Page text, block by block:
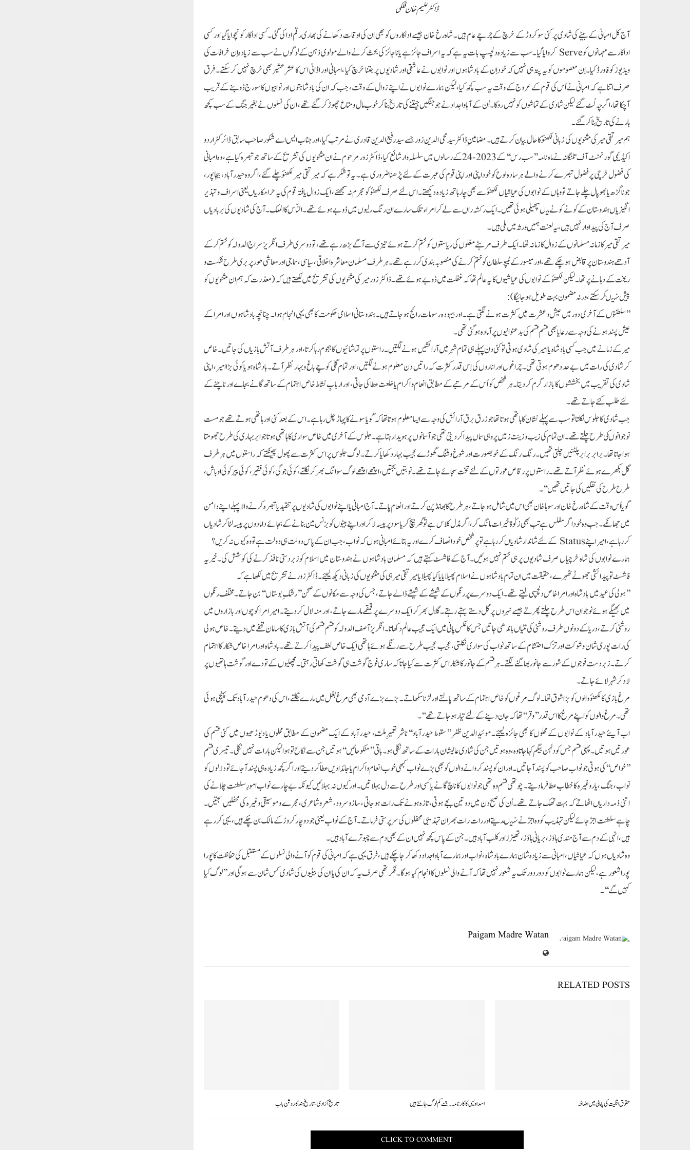
ڈاکٹر علیم خان فلکی
آج کل امبانی کے بیٹے کی شادی پر کئی سو کروڑ کے خرچ کے چرچے عام ہیں۔ شاہ رخ خان جیسے اداکاروں کو بھی ان کی اوقات دکھانے کی بھاری رقم ادا کی گئی۔ کسی اداکار کو نچوایا گیا اور کسی
اداکارسے مہمانوں کو Serve کروایا گیا۔ سب سے زیادہ دلچسپ بات یہ ہے کہ یہ اسراف جائز ہے یا ناجائز کی بحث کرنے والے مولوی ذہن کے لوگوں نے سب سے زیادہ اِن خرافات کی
ویڈیوز کو فاورڈ کیا۔ اِن معصوموں کو یہ پتہ ہی نہیں کہ خوداِن کے بادشاہوں اور نوابوں نے عاشقی اور شادیوں پر جتنا خرچ کیا ، امبانی اور اڈانی اس کا عشرعشیر بھی خرچ نہیں کرسکتے۔ فرق
صرف اتنا ہے کہ امبانی نے اُس کی قوم کے عروج کے وقت یہ سب کچھ کیا، لیکن ہمارے نوابوں نے اپنے زوال کے وقت ، جب کہ ان کی بادشاہتوں اور نوابیوں کا سورج ڈوبنے کے قریب
آچکا تھا، اگرچہ لُٹ گئے لیکن شادی کے تماشوں کو نہیں روکا۔ اُن کے آباواجداد نے جو جنگیں جیتنے کی تاریخ بناکر خوب مال ومتاع چھوڑ کر گئے تھے، ان کی نسلوں نے بغیر جنگ کے سب کچھ
ہارنے کی تاریخ بناکر گئے۔
ہم میرتقی میرکی مثنویوں کی زبانی لکھنؤ کا حال بیان کرتے ہیں۔ مضامینِ ڈاکٹر سیدمحی الدین زور جسے سیدرفیع الدین قادری نے مرتب کیا، اور جناب ایس اے شکور صاحب سابق ڈائرکٹر اردو
اکیڈیمی گورنمنٹ آف تلنگانہ نے ماہ نامہ’’ سب رس ‘‘ کے 2023-24 کے رسالوں میں سلسلہ وار شائع کیا، ڈاکٹر زور مرحوم نے ان مثنویوں کی تشریح کے ساتھ جو تبصرہ کیا ہے، وہ امبانی
کی فضول خرچی پر فضول تبصرے کرنے والے ہر سادہ لوح کو خود اپنی اور اپنی قوم کی عبرت کے لئے پڑھنا ضروری ہے۔ یہ تو شکر ہے کہ میرتقی میر لکھنؤ چلے گئے، اگر وہ حیدرآباد، بیجاپور،
جوناگڑھ یا بھوپال چلے جاتے تو وہاں کے نوابوں کی عیاشیاں لکھنؤ سے بھی چار ہاتھ زیادہ دیکھتے۔ اس لئے صرف لکھنؤ کو مجرم نہ سمجھئے، ایک زوال یافتہ قوم کی یہ حرامکاریاں یعنی اسراف و تبذیر
انگیزیاں ہندوستان کے کونے کونے میںپھیلی ہوئی تھیں۔ ایک رکشہ راں سے لے کر امراء تلک سارے ان رنگ رلیوں میں ڈوبے ہوئے تھے۔ النّاس کاالملک۔ آج کی شادیوں کی بربادیاں
صرف آج کی پیداوار نہیں ہیں، یہ لعنت ہمیں ورثہ میں ملی ہیں۔
میرتقی میر کا زمانہ مسلمانوں کے زوال کا زمانہ تھا۔ ایک طرف مرہٹے مغلوں کی ریاستوں کو ختم کرتے ہوئے تیزی سے آگے بڑھ رہے تھے، تو دوسری طرف انگریز سراج الدولہ کو ختم کرکے
آدھے ہندوستان پر قابض ہوچکے تھے، اور میسور کے ٹیپوسلطان کو ختم کرنے کی منصوبہ بندی کررہے تھے۔ ہرطرف مسلمان معاشرہ اخلاقی،سیاسی، سماجی اور معاشی طور پر بری طرح شکست و
ریخت کے دہانے پر تھا۔ لیکن لکھنؤ کے نوابوں کی عیاشیوں کا یہ عالم تھا کہ غفلت میں ڈوبے ہوئے تھے۔ڈاکٹر زور میر کی مثنویوں کی تشریح میں لکھتے ہیں کہ (معذرت کہ ہم ان مثنویوں کو
پیش نہیںکرسکتے، ورنہ مضمون بہت طویل ہوجائیگا):
’’سلطنتوں کے آخری دور میں عیش و عشرت میں کثرت ہونے لگتی ہے۔ اور بیہودہ رسومات رائج ہوجاتے ہیں۔ ہندوستانی اسلامی حکومت کا بھی یہی انجام ہوا۔ چنانچہ بادشاہوں اور امرا کے
عیش پسند ہونے کی وجہ سے رعایا بھی قسم قسم کی بدعنوانیوں پر آمادہ ہوگئی تھی۔
میر کے زمانے میں جب کسی بادشاہ یا امیر کی شادی ہوتی تو کئی دن پہلے ہی تمام شہر میں آرائشیں ہونے لگتیں ۔راستوں پر تماشائیوں کا ہجوم رہا کرتا، اور ہر طرف آتش بازیاں کی جاتیں۔ خاص
کر شادی کی رات میں بے حد دھوم ہوتی تھی۔ چراغوں اور اناروں کی اِس قدر کثرت کہ راتیں دن معلوم ہونے لگتیں، اور تمام گلی کوچے باغ و بہار نظر آتے۔بادشاہ ہو یا کوئی بڑا امیر، اپنی
شادی کی تقریب میں بخششوں کا بازار گرم کردیتا۔ ہر شخص کو اُس کے مرتبے کے مطابق انعام و اکرام یا خلعت عطا کی جاتی، اور اربابِ نشاط خاص اہتمام کے ساتھ گانے بجاے اور ناچنے کے
لئے طلب کئے جاتے تھے۔
جب شادی کا جلوس نکلتا تو سب سے پہلے نشان کا ہاتھی ہوتا تھا جو زرق برق آرائش کی وجہ سے ایسا معلوم ہوتا تھا کہ گویا سونے کا پہاڑ چل رہا ہے۔ اس کے بعد کئی اور ہاتھی ہوتے تھے جو مست
نوجوانوںکی طرح چلتے تھے۔ان تمام کی زیب و زینت زمیں پر وہی سماں پیدا کردیتی تھی جو آسمانوں پر ہویدا رہتا ہے۔جلوس کے آخری میں خاص سواری کا ہاتھی ہوتا جو ابربہاری کی طرح جھومتا
ہوا جاتا تھا۔ برابر برابر پلٹنیں چلتی تھیں۔ رنگ رنگ کے خوبصورت اور شوخ و شنگ گھوڑے عجیب بہار دکھایا کرتے۔ لوگ جلوس پر اس کثرت سے پھول پھینکتے کہ راستوں میں ہر طرف
گل بکھرے ہوئے نظرآتے تھے۔ راستوں پر رقاص عورتوں کے لئے تخت سجائے جاتے تھے۔ نوبتیں بجتیں، اچھے اچھے لوگ سوانگ بھرکر نکلتے، کوئی جوگی، کوئی فقیر، کوئی پیر کوئی اوباش،
طرح طرح کی نقلیں کی جاتیں تھیں‘‘۔
گویا اُس وقت کے شاہ رخ خان اور سوہا خان بھی اس میں شامل ہوجاتے، ہر طرح کا بھانڈ پن کرتے اور انعام پاتے۔ آج امبانی یا اپنے نوابوں کی شادیوں پر تنقید یا تبصرہ کرنے والا پہلے اپنے دامن
میں جھانکے۔ جب وہ خود اگر مفلس ہے تب بھی زکوٰۃ خیرات مانگ کر، اگر مڈل کلاس ہے تو گھر بیچ کر یا سود پر پیسہ لاکر اور اپنے بیٹوں کو بزنس مین بنانے کے بجائے دامادوں پر پیسہ لٹا کر شادیاں
کررہا ہے، امیر اپنے Status کے لئے شاندار شادیاں کررہا ہے تو پر شخص خود انصاف کرے اور یہ بتائے امبانی ہوں کہ نواب، جب ان کے پاس دولت ہی دولت ہے تو وہ کیوں نہ کریں؟
ہمارے نوابوں کی شاہ خرچیاں صرف شادیوں پر ہی ختم نہیں ہوئیں۔آج کے فاشسٹ کہتے ہیں کہ مسلمان بادشاہوں نے ہندوستان میں اسلام کوزبردستی نافذ کرنے کی کوشش کی۔خیریہ
فاشسٹ تو پیدائشی جھوٹے ٹھہرے، حقیقت میں ان تمام بادشاہوں نے اسلام پھیلایا یا کیا پھیلایا میرتقی میر ہی کی مثنویوں کی زبانی دیکھ لیجئے۔ ڈاکٹر زور نے تشریح میں لکھا ہے کہ
’’ہولی کی عید میں بادشاہ اور امرا خاص دلچسپی لیتے تھے۔ ایک دوسرے پر رنگوں کے شیشے کے شیشے ڈالے جاتے، جس کی وجہ سے مکانوں کے صحن ’’رشکِ بوستاں‘‘ بن جاتے۔ مختلف رنگوں
میں بھیگے ہوئے نوجوان اس طرح چلتے پھرتے جیسے نہروں پر گل دستے بہتے رہتے۔ گلال بھر کر ایک دوسرے پر قمقمے مارے جاتے، اور منہ لال کردیتے۔ امیر امرا کوچوں اور بازاروں میں
روشنی کرتے، دریا کے دونوں طرف روشنی کی ٹٹیاں باندھی جاتیں جس کا عکس پانی میں ایک عجیب عالم دکھاتا۔ انگریز آصف الدولہ کو قسم قسم کی آتش بازی کا سامان تحفے میں دیتے۔ خاص ہولی
کی رات پوری شان و شوکت اور تزک احتشام کے ساتھ نواب کی سواری نکلتی، عجیب عجیب طرح سے رنگے ہوئے ہاتھی ایک خاص لطف پیدا کرتے تھے۔بادشاہ اور امرا خاص شکار کا اہتمام
کرتے۔ زبردست فوجوں کے شور سے جانور بھاگنے لگتے۔ ہر قسم کے جانور کا شکار اس کثرت سے کیا جاتا کہ ساری فوج گوشت ہی گوشت کھاتی رہتی۔ مچھلیوں کے تودے اور گوشت ہاتھیوں پر
لاد کر شہر لائے جاتے۔
مرغ بازی کا لکھنؤ والوں کو بڑا شوق تھا۔ لوگ مرغوں کو خاص اہتمام کے ساتھ پالتے اور لڑنا سکھاتے۔ بڑے بڑے آدمی بھی مرغ بغل میں مارے نکلتے، اس کی دھوم حیدرآباد تک پہنچی ہوئی
تھی۔ مرغ والوں کو اپنے مرغ کا اس قدر ’’وقر‘‘ تھا کہ جان دینے کے لئے تیار ہوجاتے تھے‘‘۔
اب آیئے حیدرآباد کے نوابوں کے محلوں کا بھی جائزہ لیجئے۔ موئیدالدین ظفر ’’سقوط حیدرآباد‘‘ ناشر تعمیرِملّت، حیدرآباد کے ایک مضمون کے مطابق محلوں یا دیوڑھیوں میں کئی قسم کی
عورتیں ہوتیں۔ پہلی قسم جس کو دلہن بیگم کہاجاتا وہ ، وہ ہوتیں جن کی شادی عالیشان بارات کے ساتھ نکلی ہو۔ باقی ’’منکوحائیں‘‘ ہوتیں جن سے نکاح تو ہوا لیکن بارات نہیں نکلی۔ تیسری قسم
’’خواص‘‘ کی ہوتی جو نواب صاحب کو پسند آجاتیں۔ اور ان کو پسند کروانے والو ں کو بھی بڑے نواب کبھی خوب انعام و اکرام یا جائدادیں عطا کردیتے اوراگر کچھ زیادہ ہی پسند آجائے تودلالوں کو
نواب، جنگ ، یار وغیرہ کا خطاب عطا فرمادیتے۔ چوتھی قسم وہ تھی جو نوابوں کا ناچ گانے یا کسی اور طرح سے دل بہلاتیں۔ اور کیوں نہ بہلائیں کیونکہ بے چارے نواب امورِ سلطنت چلانے کی
اتنی ذمہ داریاں اٹھاتے کہ بہت تھک جاتے تھے۔ اُن کی صبح دن میں دو تین بجے ہوتی، تازہ ہونے تک رات ہوجاتی، سازو سرود، شعروشاعری، مجرے و موسیقی وغیرہ کی محفلیں سجتیں۔
چاہے سلطنت اجڑ جائے لیکن تہذیب کو وہ اجڑنے نہیںدیتے اور رات رات بھر ان تہذیبی محفلوں کی سرپرستی فرماتے۔ آج کے نواب یعنی جو دو چار کروڑ کے مالک بن چکے ہیں، یہی کررہے
ہیں، انہی کے دم سے آج مندی ہاؤز، بریانی ہاؤز، تھیٹرز اور کلب آباد ہیں۔ جن کے پاس کچھ نہیں ان کے بھی دم سے چبوترے آباد ہیں۔
وہ شادیاں ہوں کہ عیاشیاں، امبانی سے زیادہ شان ہمارے بادشاہ ، نواب اور ہمارے آباواجداد دکھا کر جاچکے ہیں، فرق یہی ہے کہ امبانی کی قوم کو آنے والی نسلوں کے مستقبل کی حفاظت کا پورا
پورا شعور ہے، لیکن ہمارے نوابوں کو دور دور تک یہ شعور نہیں تھا کہ آنے والی نسلوں کا انجام کیا ہوگا۔ فکر تھی صرف یہ کہ ان کی یا ان کی بیٹیوں کی شادی کس شان سے ہوگی اور ’’لوگ کیا
کہیں گے‘‘۔
Paigam Madre Watan
RELATED POSTS
حقوق اقلیت کی پامالی میں اضافہ اسد اویسی کا کارنامہ۔جسے کم لوگ جانتے ہیں تاریخ آزادی- تاریخ ہند کا روشن باب
CLICK TO COMMENT